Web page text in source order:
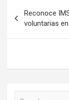
de
entradas
Reconoce
voluntarias